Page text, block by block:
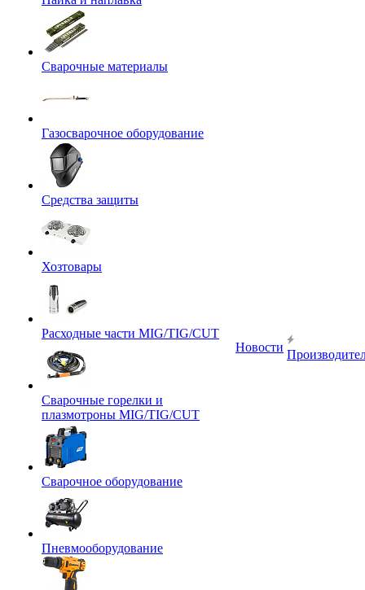
Сварочные материалы
Газосварочное оборудование
Средства защиты
Хозтовары
Расходные части MIG/TIG/CUT
Сварочные горелки и
плазмотроны MIG/TIG/CUT
Сварочное оборудование
Пневмооборудование
Новости